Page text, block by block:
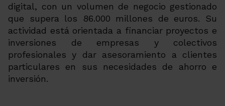
digital, con un volumen de negocio gestionado
que supera los 86.000 millones de euros. Su
actividad está orientada a financiar proyectos e
inversiones de empresas y colectivos
profesionales y dar asesoramiento a clientes
particulares en sus necesidades de ahorro e
inversión.